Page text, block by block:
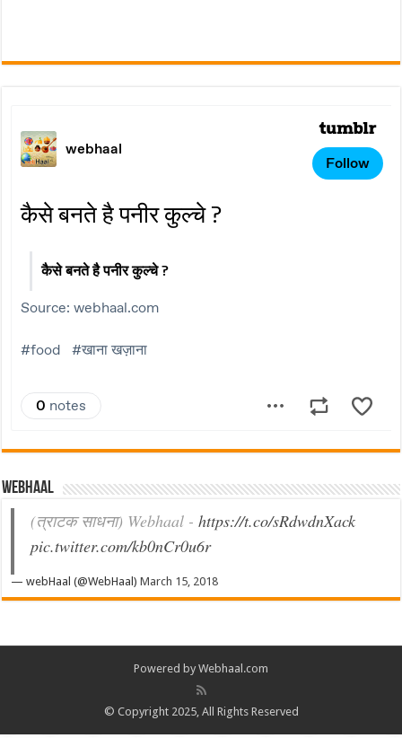
Webhaal
(त्राटक साधना) Webhaal -https://t.co/sRdwdnXack
pic.twitter.com/kb0nCr0u6r
— webHaal (@WebHaal)March 15, 2018
Powered by Webhaal.com
© Copyright 2025, All Rights Reserved